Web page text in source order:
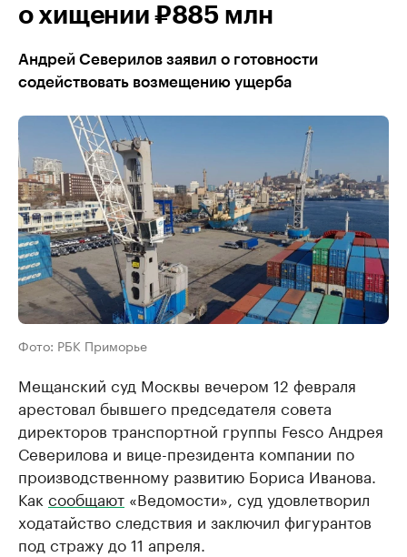
о хищении ₽885 млн
Андрей Северилов заявил о готовности
содействовать возмещению ущерба
Фото: РБК Приморье
Мещанский суд Москвы вечером 12 февраля
арестовал бывшего председателя совета
директоров транспортной группы Fesco Андрея
Северилова и вице-президента компании по
производственному развитию Бориса Иванова.
Как сообщают «Ведомости», суд удовлетворил
ходатайство следствия и заключил фигурантов
под стражу до 11 апреля.